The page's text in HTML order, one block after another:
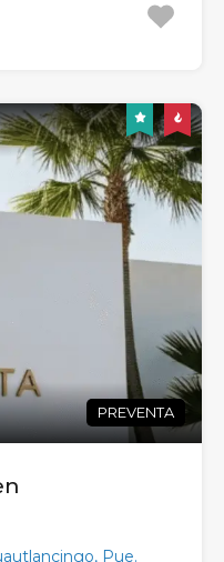
PREVENTA
Pue.